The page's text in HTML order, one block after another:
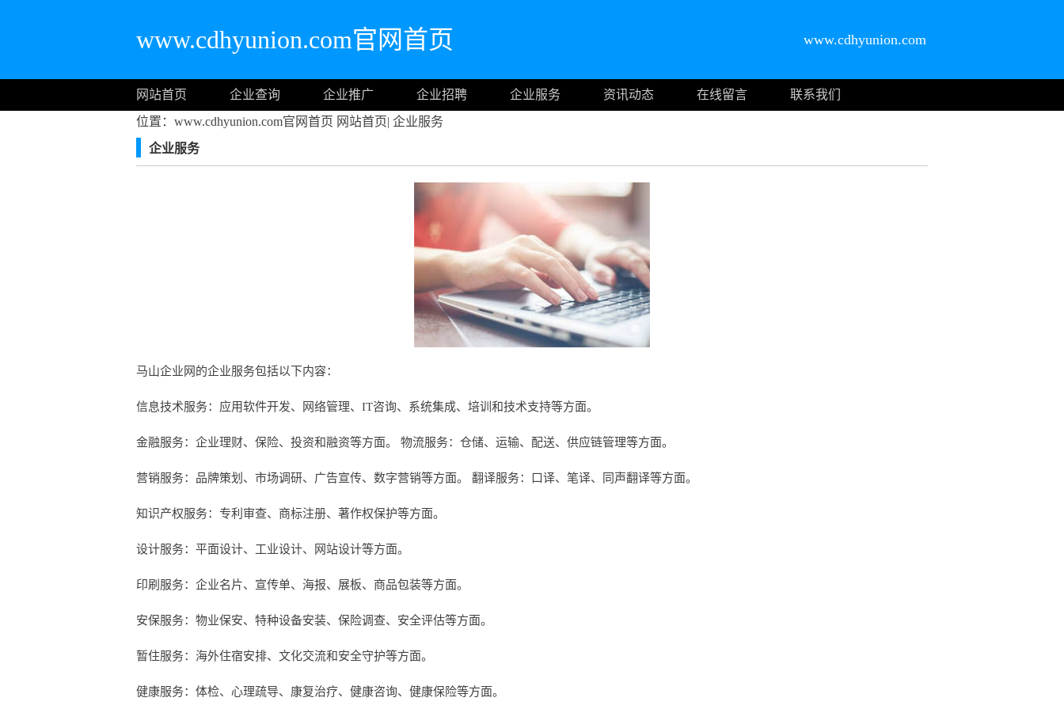
www.cdhyunion.com官网首页 www.cdhyunion.com
网站首页 企业查询 企业推广 企业招聘 企业服务 资讯动态 在线留言
联系我们
位置：www.cdhyunion.com官网首页 网站首页| 企业服务
企业服务
马山企业网的企业服务包括以下内容：
信息技术服务：应用软件开发、网络管理、IT咨询、系统集成、培训和技术支持等方面。
金融服务：企业理财、保险、投资和融资等方面。 物流服务：仓储、运输、配送、供应链管理等方面。
营销服务：品牌策划、市场调研、广告宣传、数字营销等方面。 翻译服务：口译、笔译、同声翻译等方面。
知识产权服务：专利审查、商标注册、著作权保护等方面。
设计服务：平面设计、工业设计、网站设计等方面。
印刷服务：企业名片、宣传单、海报、展板、商品包装等方面。
安保服务：物业保安、特种设备安装、保险调查、安全评估等方面。
暂住服务：海外住宿安排、文化交流和安全守护等方面。
健康服务：体检、心理疏导、康复治疗、健康咨询、健康保险等方面。